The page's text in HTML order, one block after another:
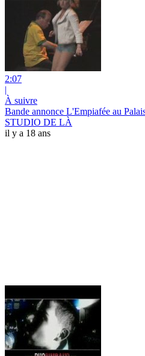
2:07
|
À suivre
Bande annonce L'Empiafée au
STUDIO DE LÀ
il y a 18 ans